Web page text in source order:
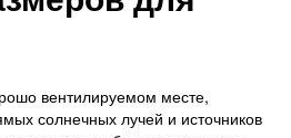
вентилируемом месте,
солнечных лучей и источников